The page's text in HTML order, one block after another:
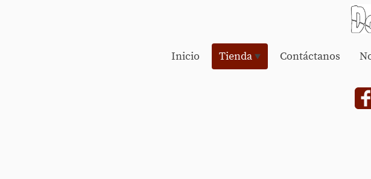
Inicio Tienda Contáctanos